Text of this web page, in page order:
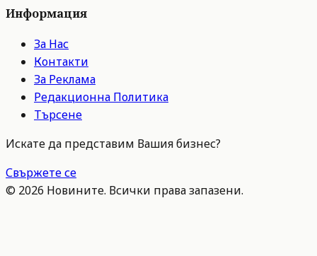
Информация
За Нас
Контакти
За Реклама
Редакционна Политика
Търсене
Искате да представим Вашия бизнес?
Свържете се
© 2026 Новините. Всички права запазени.